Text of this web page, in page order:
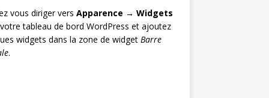
vous diriger vers Apparence → Widgets
tableau de bord WordPress et ajoutez
widgets dans la zone de widget Barre
.